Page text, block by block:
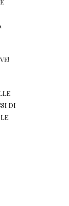
DI